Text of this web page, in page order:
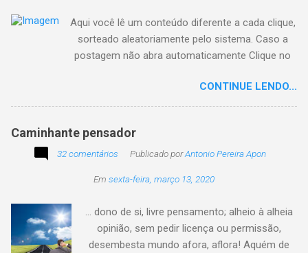
Aqui você lê um conteúdo diferente a cada clique,
sorteado aleatoriamente pelo sistema. Caso a
postagem não abra automaticamente Clique no
CONTINUE LENDO...
Caminhante pensador
32 comentários Publicado porAntonio Pereira Apon
Em sexta-feira, março 13, 2020
... dono de si, livre pensamento; alheio à alheia
opinião, sem pedir licença ou permissão,
desembesta mundo afora, aflora! Aquém de